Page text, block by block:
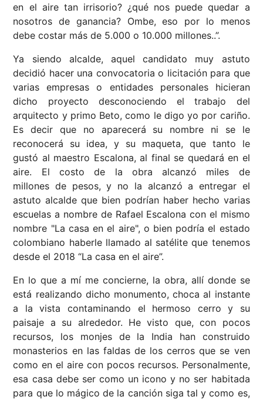
en el aire tan irrisorio? ¿qué nos puede quedar a
nosotros de ganancia? Ombe, eso por lo menos
debe costar más de 5.000 o 10.000 millones..”.
Ya siendo alcalde, aquel candidato muy astuto
decidió hacer una convocatoria o licitación para que
varias empresas o entidades personales hicieran
dicho proyecto desconociendo el trabajo del
arquitecto y primo Beto, como le digo yo por cariño.
Es decir que no aparecerá su nombre ni se le
reconocerá su idea, y su maqueta, que tanto le
gustó al maestro Escalona, al final se quedará en el
aire. El costo de la obra alcanzó miles de
millones de pesos, y no la alcanzó a entregar el
astuto alcalde que bien podrían haber hecho varias
escuelas a nombre de Rafael Escalona con el mismo
nombre "La casa en el aire", o bien podría el estado
colombiano haberle llamado al satélite que tenemos
desde el 2018 “La casa en el aire”.
En lo que a mí me concierne, la obra, allí donde se
está realizando dicho monumento, choca al instante
a la vista contaminando el hermoso cerro y su
paisaje a su alrededor. He visto que, con pocos
recursos, los monjes de la India han construido
monasterios en las faldas de los cerros que se ven
como en el aire con pocos recursos. Personalmente,
esa casa debe ser como un icono y no ser habitada
para que lo mágico de la canción siga tal y como es,